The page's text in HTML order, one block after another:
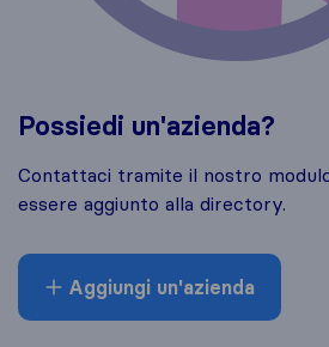
Possiedi un'azienda?
Contattaci tramite il nostro
essere aggiunto alla directory.
Aggiungi un'azienda